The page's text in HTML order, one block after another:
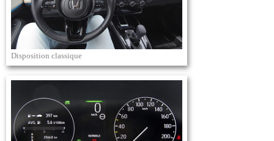
Disposition classique